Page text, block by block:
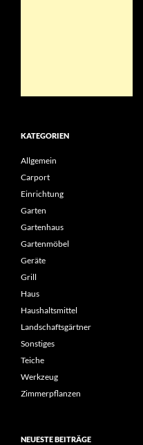
KATEGORIEN
Allgemein
Carport
Einrichtung
Garten
Gartenhaus
Gartenmöbel
Geräte
Grill
Haus
Haushaltsmittel
Landschaftsgärtner
Sonstiges
Teiche
Werkzeug
Zimmerpflanzen
NEUESTE BEITRÄGE